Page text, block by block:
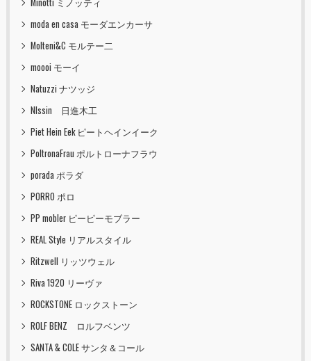
moda en casa モーダエンカーサ
Molteni&C モルテー二
moooi モーイ
Natuzzi ナツッジ
NIssin 日進木工
Piet Hein Eek ピートヘインイーク
PoltronaFrau ポルトローナフラウ
porada ポラダ
PORRO ポロ
PP mobler ピーピーモブラー
REAL Style リアルスタイル
Ritzwell リッツウェル
Riva 1920 リーヴァ
ROCKSTONE ロックストーン
ROLF BENZ ロルフベンツ
SANTA & COLE サンタ＆コール